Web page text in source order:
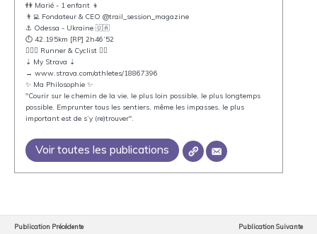
👫 Marié - 1 enfant 👦
👨‍💻 Fondateur & CEO @trail_session_magazine
⚓️ Odessa - Ukraine 🇺🇦
⏱ 42.195km [RP] 2h46’52
🏃🏻‍♂️ Runner & Cyclist 🚴‍♂️
⇣ My Strava ⇣
→ www.strava.com/athletes/18867396
✨ Ma Philosophie ✨
"Courir sur le chemin de la vie, le plus loin possible, le plus longtemps
possible. Emprunter tous les sentiers, même les impasses, le plus
important est de s’y (re)trouver".
Voir toutes les publications
Publication Précédente
Publication Suivante